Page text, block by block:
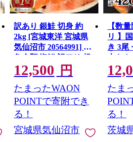
訳あり 銀鮭 切身 約
2kg [宮城東洋 宮城県
気仙沼市 20564991] 鮭
魚介類 海鮮 訳アリ 規
格外 不揃い さけ サケ
鮭切身 シャケ 切り身
冷凍 家庭用 おかず 弁
当 支援 サーモン 銀鮭
切り身 魚 わけあり
12,500 円
たまったWAON
POINTで寄附でき
る！
宮城県気仙沼市
【数
リ 】
き 3尾
大き
レ・
鰻 ふ
な重
茨城
と納
たま
る！
茨城